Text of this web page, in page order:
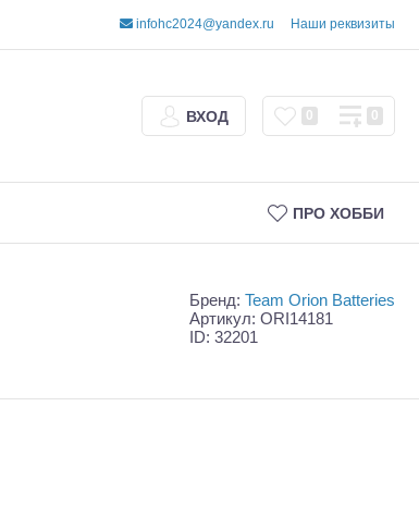
infohc2024@yandex.ru Наши реквизиты
ВХОД 0 0
ПРО ХОББИ
Шорт-корсы
Бренд: Team Orion Batteries
Артикул: ORI14181
ID: 32201